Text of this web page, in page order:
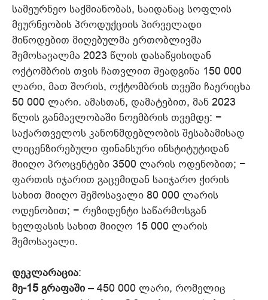
სამეურნეო საქმიანობას, საიდანაც სოფლის
მეურნეობის პროდუქციის პირველადი
მიწოდებით მიღებულმა ერთობლივმა
შემოსავალმა 2023 წლის დასაწყისიდან
ოქტომბრის თვის ჩათვლით შეადგინა 150 000
ლარი, მათ შორის, ოქტომბრის თვეში ჩაერიცხა
50 000 ლარი. ამასთან, დამატებით, მან 2023
წლის განმავლობაში ნოემბრის თვემდე: −
საქართველოს კანონმდებლობის შესაბამისად
ლიცენზირებული ფინანსური ინსტიტუტიდან
მიიღო პროცენტები 3500 ლარის ოდენობით; −
ფართის იჯარით გაცემიდან საიჯარო ქირის
სახით მიიღო შემოსავალი 80 000 ლარის
ოდენობით; − რეზიდენტი საწარმოსგან
ხელფასის სახით მიიღო 15 000 ლარის
შემოსავალი.
დეკლარაცია:
მე-15 გრაფაში – 450 000 ლარი, რომელიც